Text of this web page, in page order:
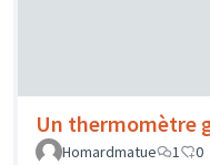
Un thermomètre
Homardmatue
1 0